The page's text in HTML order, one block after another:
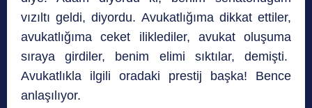
vızıltı geldi, diyordu. Avukatlığıma dikkat ettiler,
avukatlığıma ceket iliklediler, avukat oluşuma
sıraya girdiler, benim elimi sıktılar, demişti.
Avukatlıkla ilgili oradaki prestij başka! Bence
anlaşılıyor.